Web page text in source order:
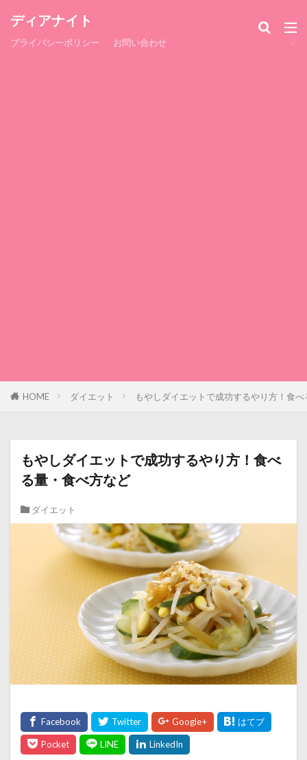
ディアナイト
プライバシーポリシー お問い合わせ
HOME ダイエット もやしダイエットで成功するやり方！食
もやしダイエットで成功するやり方！食べ
る量・食べ方など
ダイエット